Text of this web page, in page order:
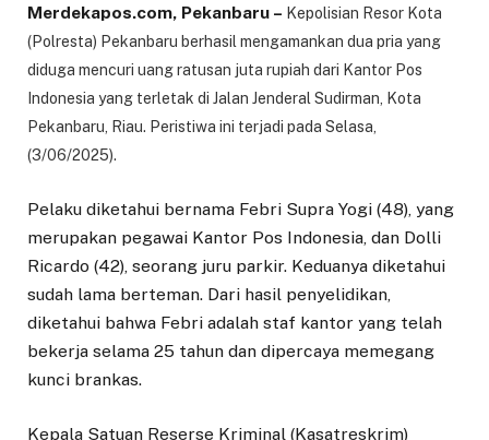
Merdekapos.com, Pekanbaru – Kepolisian Resor Kota
(Polresta) Pekanbaru berhasil mengamankan dua pria yang
diduga mencuri uang ratusan juta rupiah dari Kantor Pos
Indonesia yang terletak di Jalan Jenderal Sudirman, Kota
Pekanbaru, Riau. Peristiwa ini terjadi pada Selasa,
(3/06/2025).
Pelaku diketahui bernama Febri Supra Yogi (48), yang
merupakan pegawai Kantor Pos Indonesia, dan Dolli
Ricardo (42), seorang juru parkir. Keduanya diketahui
sudah lama berteman. Dari hasil penyelidikan,
diketahui bahwa Febri adalah staf kantor yang telah
bekerja selama 25 tahun dan dipercaya memegang
kunci brankas.
Kepala Satuan Reserse Kriminal (Kasatreskrim)